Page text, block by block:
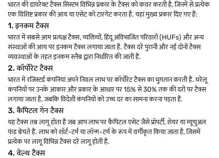
भारत की डायरेक्ट टैक्स सिस्टम विभिन्न प्रकार के टैक्स को कवर करती है, जिनमें से प्रत्येक
एक विशिष्ट प्रकार की आय या एसेट को टारगेट करता है. यहां मुख्य प्रकार दिए गए हैं:
1. इनकम टैक्स
भारत में सबसे आम प्रत्यक्ष टैक्स, व्यक्तियों, हिंदू अविभाजित परिवारों (HUFs) और अन्य
संस्थाओं की आय पर इनकम टैक्स लगाया जाता है. टैक्स दरें पुरानी और नई दोनों टैक्स
व्यवस्थाओं के तहत इनकम स्लैब द्वारा निर्धारित की जाती हैं.
2. कॉर्पोरेट टैक्स
भारत में रजिस्टर्ड कंपनियां अपने निवल लाभ पर कॉर्पोरेट टैक्स का भुगतान करती हैं. घरेलू
कंपनियों पर उनके आकार और प्रकार के आधार पर 15% से 30% तक की दरों पर टैक्स
लगाया जाता है, जबकि विदेशी कंपनियों को उच्च दर का सामना करना पड़ता है.
3. कैपिटल गेन टैक्स
यह टैक्स तब लागू होता है जब आप लाभ पर कैपिटल एसेट जैसे प्रॉपर्टी, शेयर या म्यूचुअल
फंड बेचते हैं. लाभ को शॉर्ट-टर्म या लॉन्ग-टर्म के रूप में वर्गीकृत किया जाता है, जिसमें
प्रत्येक पर लागू विभिन्न टैक्स दरें लागू होती हैं.
4. वेल्थ टैक्स